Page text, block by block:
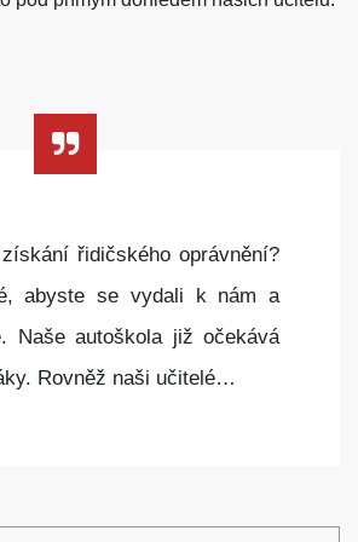
řidičského oprávnění?
abyste se vydali k nám a
Naše autoškola již očekává
Rovněž naši učitelé…